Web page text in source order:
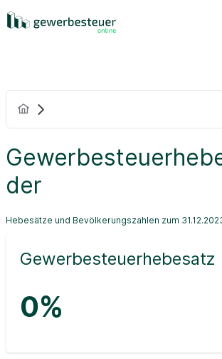
der
Hebesätze und Bevölkerungszahlen zum
Gewerbesteuerhebesatz
0%